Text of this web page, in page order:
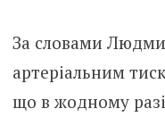
За словами
артеріальним
що в жодному разі